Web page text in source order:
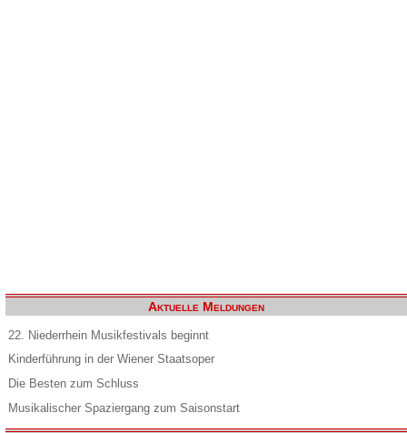
Aktuelle Meldungen
22. Niederrhein Musikfestivals beginnt
Kinderführung in der Wiener Staatsoper
Die Besten zum Schluss
Musikalischer Spaziergang zum Saisonstart